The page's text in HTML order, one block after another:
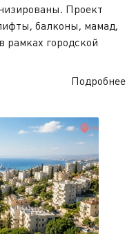
Проект
балконы, мамад,
рамках городской
Подробнее